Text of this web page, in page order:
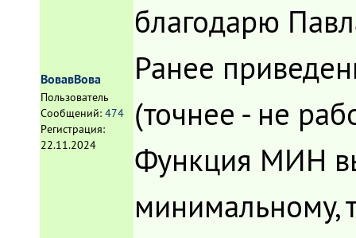
ВовавВова
Пользователь
Сообщений: 474
Регистрация:
22.11.2024
благодарю
Ранее
(точнее - не
Функция МИН
минимальному,